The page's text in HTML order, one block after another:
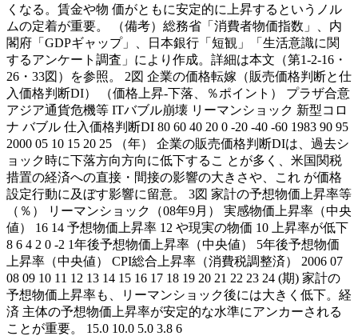
くなる。賃金や物 価がともに安定的に上昇するというノル
ムの定着が重要。 （備考）総務省「消費者物価指数」、内
閣府「GDPギャップ」、日本銀行「短観」「生活意識に関
するアンケート調査」により作成。詳細は本文（第1-2-16・
26・33図）を参照。 2図 企業の価格転嫁（販売価格判断と仕
入価格判断DI） （価格上昇-下落、％ポイント） プラザ合意
アジア通貨危機等 ITバブル崩壊 リーマンショック 新型コロ
ナ バブル 仕入価格判断DI 80 60 40 20 0 -20 -40 -60 1983 90 95
2000 05 10 15 20 25 （年） 企業の販売価格判断DIは、過去シ
ョック時に下落方向方向に低下するこ とが多く、米国関税
措置の経済への直接・間接の影響の大きさや、これ が価格
設定行動に及ぼす影響に留意。 3図 家計の予想物価上昇率等
（％） リーマンショック（08年9月） 実感物価上昇率（中央
値） 16 14 予想物価上昇率 12 や現実の物価 10 上昇率が低下
8 6 4 2 0 -2 1年後予想物価上昇率（中央値） 5年後予想物価
上昇率（中央値） CPI総合上昇率（消費税調整済） 2006 07
08 09 10 11 12 13 14 15 16 17 18 19 20 21 22 23 24 (期) 家計の
予想物価上昇率も、リーマンショック後には大きく低下。経
済 主体の予想物価上昇率が安定的な水準にアンカーされる
ことが重要。 15.0 10.0 5.0 3.8 6